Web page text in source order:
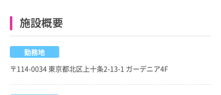
施設概要
勤務地
〒114-0034 東京都北区上十条2-13-1 ガーデニア4F